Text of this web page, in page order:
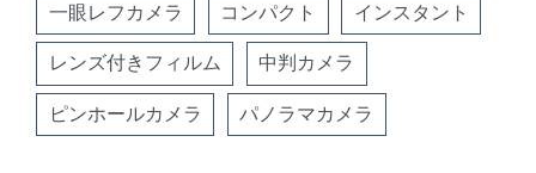
一眼レフカメラ コンパクト インスタント
レンズ付きフィルム 中判カメラ
ピンホールカメラ パノラマカメラ